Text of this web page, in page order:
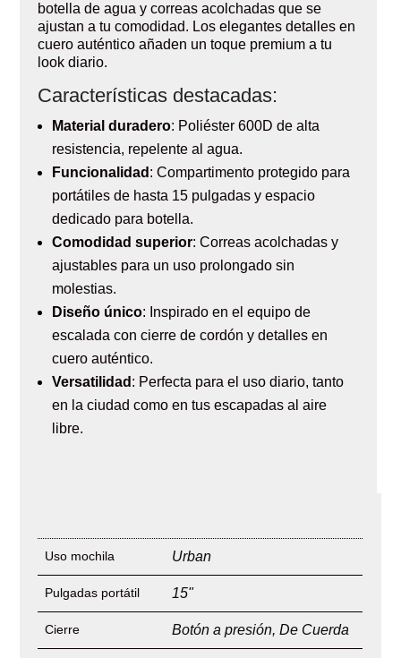
botella de agua y correas acolchadas que se
ajustan a tu comodidad. Los elegantes detalles en
cuero auténtico añaden un toque premium a tu
look diario.
Características destacadas:
Material duradero: Poliéster 600D de alta
resistencia, repelente al agua.
Funcionalidad : Compartimento protegido para
portátiles de hasta 15 pulgadas y espacio
dedicado para botella.
Comodidad superior: Correas acolchadas y
ajustables para un uso prolongado sin
molestias.
Diseño único: Inspirado en el equipo de
escalada con cierre de cordón y detalles en
cuero auténtico.
Versatilidad : Perfecta para el uso diario, tanto
en la ciudad como en tus escapadas al aire
libre.
Uso mochila Urban
Pulgadas portátil 15"
Cierre Botón a presión,De Cuerda